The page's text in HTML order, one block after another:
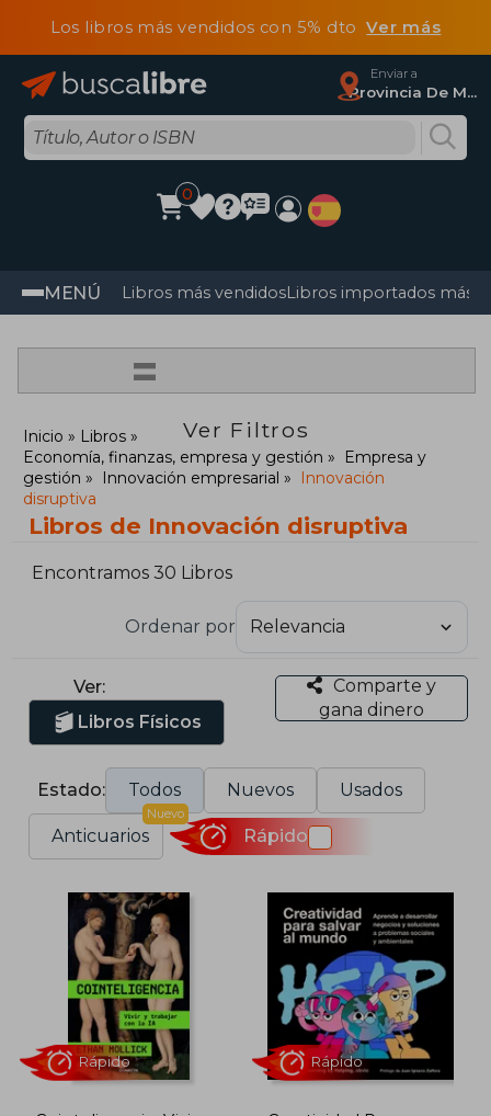
Los libros más vendidos con 5% dtoVer más
Enviar a
Provincia De Madrid
0
MENÚ Libros más vendidosLibros importados más
=
Ver Filtros
Inicio
Libros
Economía, finanzas, empresa y gestión
Empresa y
gestión
Innovación empresarial
Innovación
disruptiva
Libros de Innovación disruptiva
Encontramos 30 Libros
Ordenar por
Ver:
Libros Físicos
Comparte y
gana dinero
Estado: Todos Nuevos Usados
Anticuarios
Nuevo
Rápido